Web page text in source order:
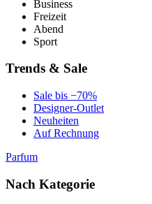
Business
Freizeit
Abend
Sport
Trends & Sale
Sale bis −70%
Designer-Outlet
Neuheiten
Auf Rechnung
Parfum
Nach Kategorie